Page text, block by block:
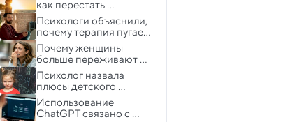
как перестать
придавать значение
негативным
переживаниям
Психологи объяснили,
почему терапия пугает
мужчин
Почему женщины
больше переживают и
как это спасает их от
стресса: нейробиологи
Психолог назвала
плюсы детского
непослушания
Использование
ChatGPT связано с